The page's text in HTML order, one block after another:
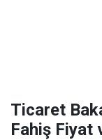
Ticaret
Fahiş Fiyat